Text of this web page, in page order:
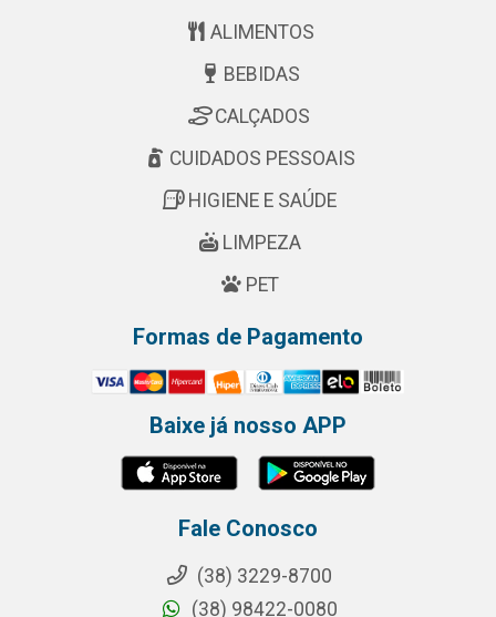
ALIMENTOS
BEBIDAS
CALÇADOS
CUIDADOS PESSOAIS
HIGIENE E SAÚDE
LIMPEZA
PET
Formas de Pagamento
Baixe já nosso APP
Fale Conosco
(38) 3229-8700
(38) 98422-0080